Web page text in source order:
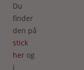
Du
finder
den på
stick
her og
i